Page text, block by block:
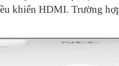
khiển HDMI. Trường